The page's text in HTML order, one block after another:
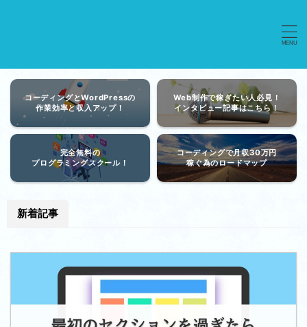
コーディングとWordPressの
作業効率と収入アップ！
Web制作で稼ぎたい人必見！
インタビュー記事はこちら！
完全無料の
プログラミングスクール！
コーディングで月収30万円
稼ぐ為のロードマップ
新着記事